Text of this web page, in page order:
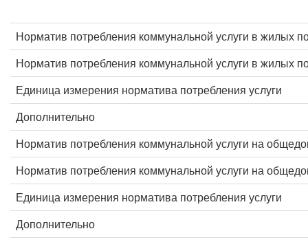
Норматив потребления коммунальной услуги в жилых
Норматив потребления коммунальной услуги в жилых
Единица измерения норматива потребления услуги
Дополнительно
Норматив потребления коммунальной услуги на
Норматив потребления коммунальной услуги на
Единица измерения норматива потребления услуги
Дополнительно